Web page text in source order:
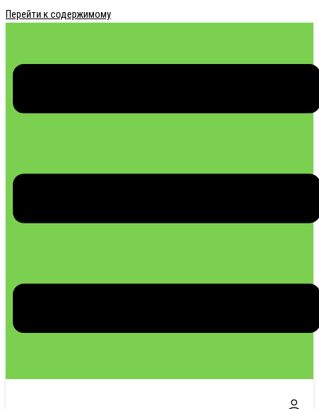
Перейти к содержимому